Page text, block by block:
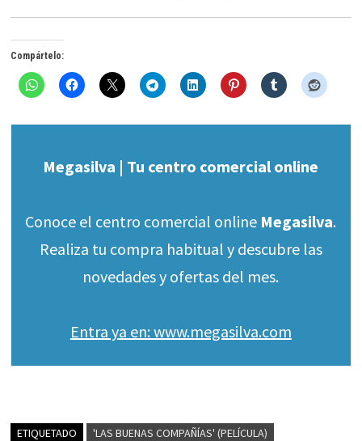
Compártelo:
Megasilva | Tu centro comercial online
Conoce el centro comercial online Megasilva.
Realiza tu compra habitual y descubre las
novedades y ofertas del mes.
Entra ya en: www.megasilva.com
ETIQUETADO
'LAS BUENAS COMPAÑÍAS' (PELÍCULA)